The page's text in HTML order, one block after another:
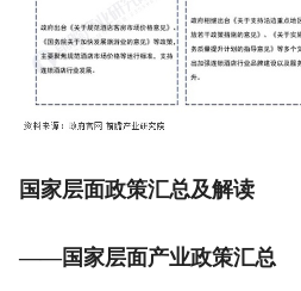
国家层面政策汇总及解读
——国家层面产业政策汇总